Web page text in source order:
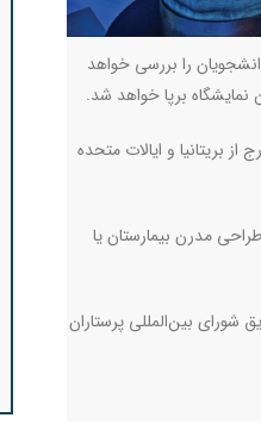
را بررسی خواهد
برپا خواهد شد.
بریتانیا و ایالات متحده
مدرن بیمارستان یا
شورای بین‌المللی پرستاران